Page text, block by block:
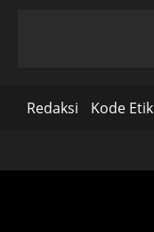
Redaksi Kode Etik